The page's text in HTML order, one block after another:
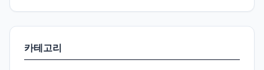
카테고리